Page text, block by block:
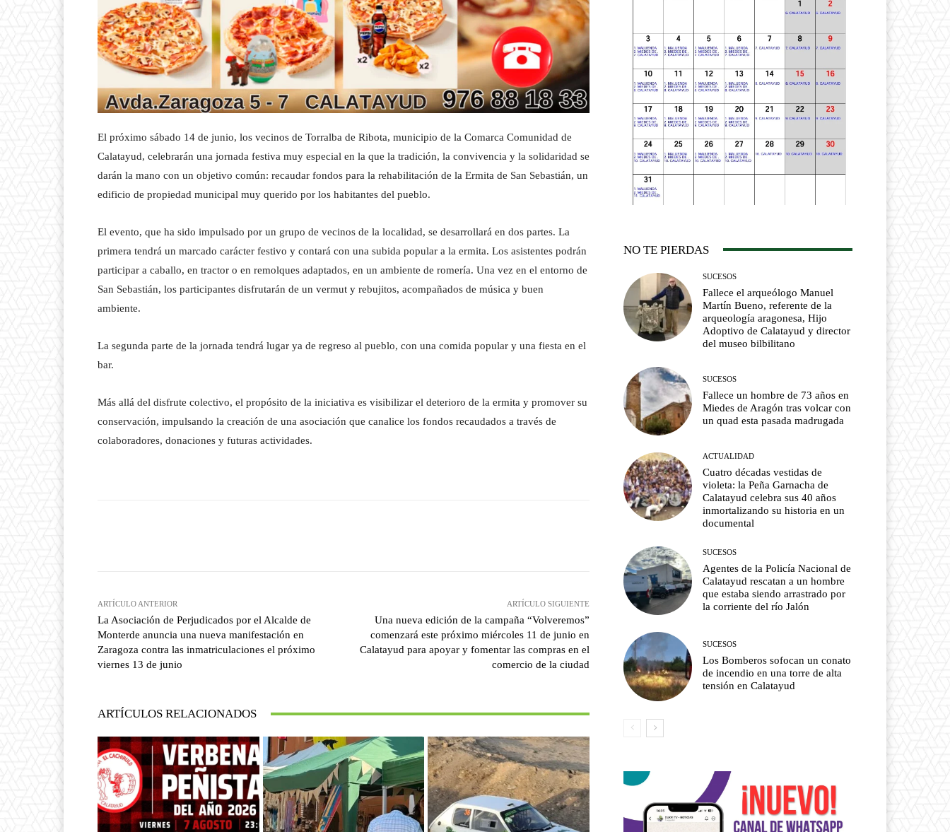
El próximo sábado 14 de junio, los vecinos de Torralba de Ribota, municipio de la Comarca Comunidad de
Calatayud, celebrarán una jornada festiva muy especial en la que la tradición, la convivencia y la solidaridad se
darán la mano con un objetivo común: recaudar fondos para la rehabilitación de la Ermita de San Sebastián, un
edificio de propiedad municipal muy querido por los habitantes del pueblo.
El evento, que ha sido impulsado por un grupo de vecinos de la localidad, se desarrollará en dos partes. La
primera tendrá un marcado carácter festivo y contará con una subida popular a la ermita. Los asistentes podrán
participar a caballo, en tractor o en remolques adaptados, en un ambiente de romería. Una vez en el entorno de
San Sebastián, los participantes disfrutarán de un vermut y rebujitos, acompañados de música y buen
ambiente.
La segunda parte de la jornada tendrá lugar ya de regreso al pueblo, con una comida popular y una fiesta en el
bar.
Más allá del disfrute colectivo, el propósito de la iniciativa es visibilizar el deterioro de la ermita y promover su
conservación, impulsando la creación de una asociación que canalice los fondos recaudados a través de
colaboradores, donaciones y futuras actividades.
ARTÍCULO ANTERIOR
La Asociación de Perjudicados por el Alcalde de
Monterde anuncia una nueva manifestación en
Zaragoza contra las inmatriculaciones el próximo
viernes 13 de junio
ARTÍCULO SIGUIENTE
Una nueva edición de la campaña “Volveremos”
comenzará este próximo miércoles 11 de junio en
Calatayud para apoyar y fomentar las compras en el
comercio de la ciudad
ARTÍCULOS RELACIONADOS
NO TE PIERDAS
SUCESOS
Fallece el arqueólogo Manuel
Martín Bueno, referente de la
arqueología aragonesa, Hijo
Adoptivo de Calatayud y director
del museo bilbilitano
SUCESOS
Fallece un hombre de 73 años en
Miedes de Aragón tras volcar con
un quad esta pasada madrugada
ACTUALIDAD
Cuatro décadas vestidas de
violeta: la Peña Garnacha de
Calatayud celebra sus 40 años
inmortalizando su historia en un
documental
SUCESOS
Agentes de la Policía Nacional de
Calatayud rescatan a un hombre
que estaba siendo arrastrado por
la corriente del río Jalón
SUCESOS
Los Bomberos sofocan un conato
de incendio en una torre de alta
tensión en Calatayud